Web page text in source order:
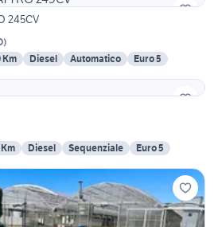
245CV
)
Km Diesel Automatico
Euro 5
Diesel Sequenziale Euro 5